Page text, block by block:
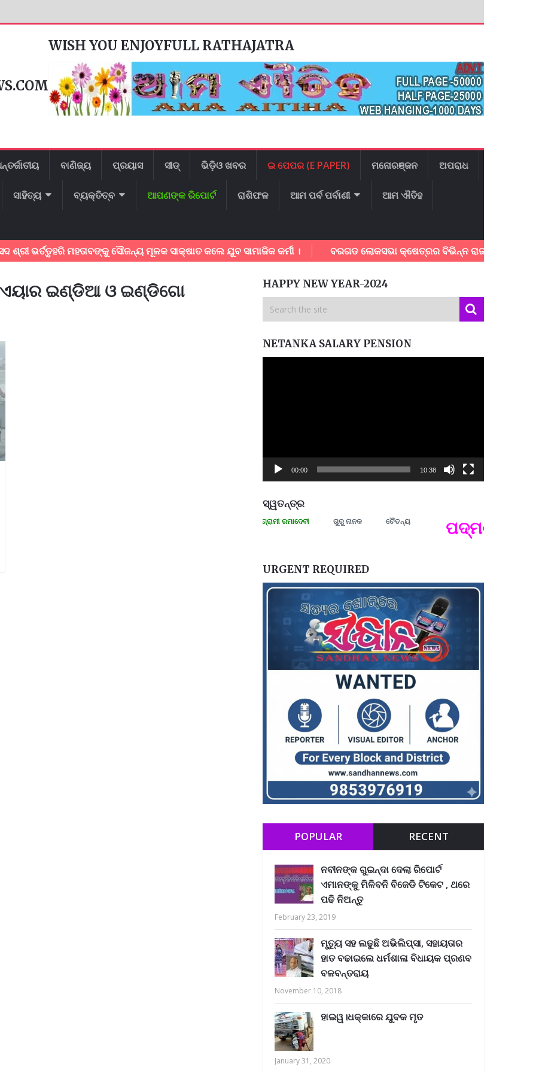
WISH YOU ENJOYFULL RATHAJATRA
ବାଣିଜ୍ୟ ପ୍ରୟାସ ସୀଡ୍ ଭିଡ଼ିଓ ଖବର ଇ ପେପର (E PAPER) ମନୋରଞ୍ଜନ ଅପରାଧ
ସାହିତ୍ୟ ବ୍ୟକ୍ତିତ୍ବ ଆପଣଙ୍କ ରିପୋର୍ଟ ରାଶିଫଳ ଆମ ପର୍ବ ପର୍ବାଣୀ ଆମ ଐତିହ
ଭର୍ତ୍ତୃହରି ମହତାବଙ୍କୁ ସୌଜନ୍ୟ ମୂଳକ ସାକ୍ଷାତ କଲେ ଯୁବ ସାମାଜିକ କର୍ମୀ । ବରଗଡ ଲୋକସଭା କ୍ଷେତ୍ରର ବିଭିନ୍ନ ରାଜମାର୍ଗ ର ତ୍ବରାନ୍ବିତ
ଏୟାର ଇଣ୍ଡିଆ ଓ ଇଣ୍ଡିଗୋ
HAPPY NEW YEAR-2024
NETANKA SALARY PENSION
00:00 10:38
ସ୍ୱତନ୍ତ୍ର
ମନେ ପଡନ୍ତି: ସ୍ୱାଧୀନତା ସଂଗ୍ରାମୀ ରମାଦେବୀ ଗୁରୁ ନାନକ ଚୈତନ୍ୟ ପଦ୍ମଶ୍ରୀ
URGENT REQUIRED
POPULAR RECENT
ନବୀନଙ୍କ ଗୁଇନ୍ଦା ଦେଲା ରିପୋର୍ଟ
ଏମାନଙ୍କୁ ମିଳିବନି ବିଜେଡି ଟିକେଟ , ଥରେ
ପଢି ନିଅନ୍ତୁ
February 23, 2019
ମୃତ୍ୟୁ ସହ ଲଢୁଛି ଅଭିଲିପ୍ସା, ସହାୟତାର
ହାତ ବଢାଇଲେ ଧର୍ମଶାଳା ବିଧାୟକ ପ୍ରଣବ
ବଳବନ୍ତରାୟ
November 10, 2018
ହାଇୱ।ଧକ୍କାରେ ଯୁବକ ମୃତ
January 31, 2020